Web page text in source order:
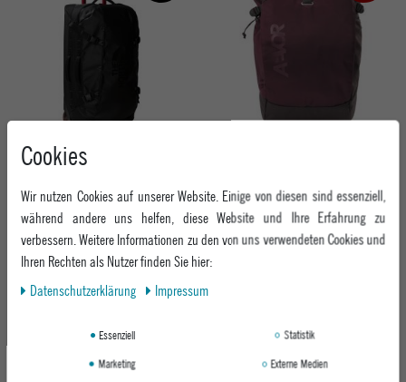
THE NORTH FACE HERREN TROLLEY
BASE CAMP ROLLING THUNDER 28
TNF BLACK-TNF WHITE-NPF
359,95 € UVP 99,95 €
ab 79,95 €
Cookies
Wir nutzen Cookies auf unserer Website. Einige von diesen sind essenziell,
während andere uns helfen, diese Website und Ihre Erfahrung zu
verbessern. Weitere Informationen zu den von uns verwendeten Cookies und
Ihren Rechten als Nutzer finden Sie hier:
Daten­schutz­erklärung
Impressum
Essenziell
Statistik
Marketing
Externe Medien